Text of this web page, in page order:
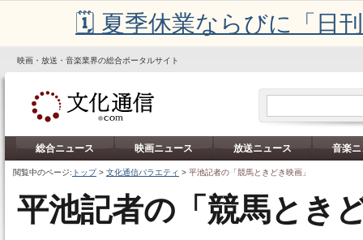
🗓️ 夏季休業ならびに「日
映画・放送・音楽業界の総合ポータルサイト
総合ニュース 映画ニュース 放送ニュース 音楽
閲覧中のページ: トップ> 文化通信バラエティ > 平池記者の「競馬ときどき映画」
平池記者の「競馬とき